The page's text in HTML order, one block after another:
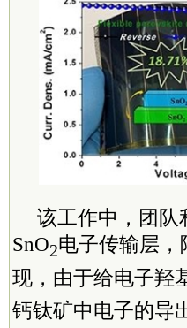
该工作中，团队
SnO2电子传输层，
现，由于给电子羟
钙钛矿中电子的导